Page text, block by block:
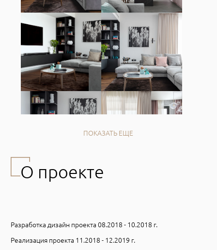
ПОКАЗАТЬ ЕЩЕ
О проекте
Разработка дизайн проекта 08.2018 - 10.2018 г.
Реализация проекта 11.2018 - 12.2019 г.